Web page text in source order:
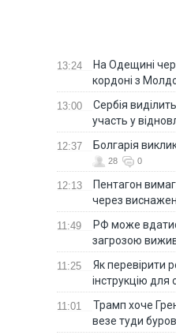
13:24
На Одещині
кордоні з
13:00
Сербія
участь у
12:37 Болгарія
28 0
12:13
Пентагон
через
11:49
РФ може
загрозою
11:25
Як перевірити
інструкцію для
11:01
Трамп хоче
везе туди